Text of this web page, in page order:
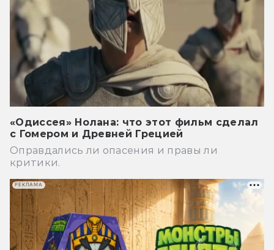
«Одиссея» Нолана: что этот фильм сделал
с Гомером и Древней Грецией
Оправдались ли опасения и правы ли
критики.
РЕКЛАМА